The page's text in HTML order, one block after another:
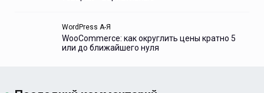
WordPress А-Я
WooCommerce: как округлить цены кратно 5
или до ближайшего нуля